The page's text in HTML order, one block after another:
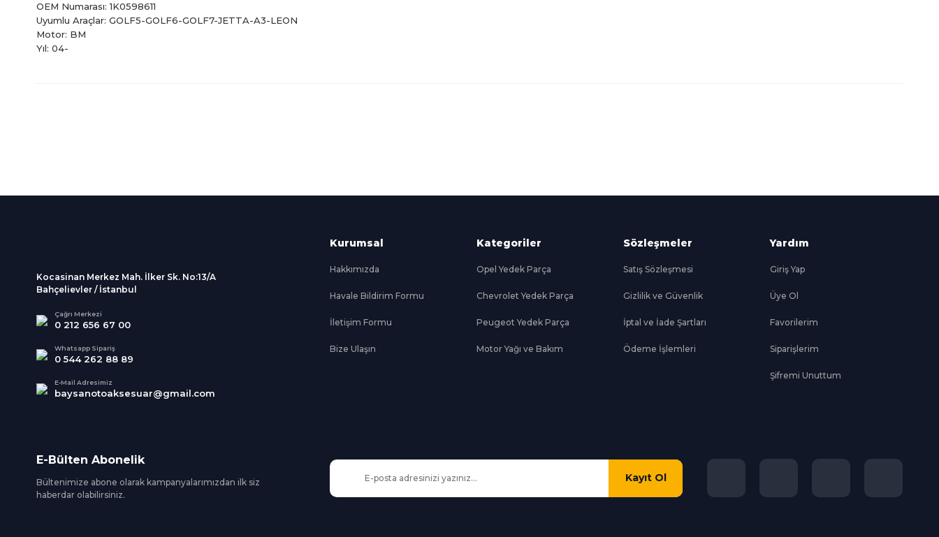
OEM Numarası: 1K0598611
Uyumlu Araçlar: GOLF5-GOLF6-GOLF7-JETTA-A3-LEON
Motor: BM
Yıl: 04-
Gönder
Kocasinan Merkez Mah. İlker Sk. No:13/A
Bahçelievler / İstanbul
Çağrı Merkezi
0 212 656 67 00
Whatsapp Sipariş
0 544 262 88 89
E-Mail Adresimiz
baysanotoaksesuar@gmail.com
Kurumsal
Hakkımızda
Havale Bildirim Formu
İletişim Formu
Bize Ulaşın
Kategoriler
Opel Yedek Parça
Chevrolet Yedek Parça
Peugeot Yedek Parça
Motor Yağı ve Bakım
Sözleşmeler
Satış Sözleşmesi
Gizlilik ve Güvenlik
İptal ve İade Şartları
Ödeme İşlemleri
Yardım
Giriş Yap
Üye Ol
Favorilerim
Siparişlerim
Şifremi Unuttum
E-Bülten Abonelik
Bültenimize abone olarak kampanyalarımızdan ilk siz
haberdar olabilirsiniz.
Kayıt Ol